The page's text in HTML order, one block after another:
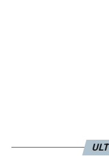
troppo rispetto